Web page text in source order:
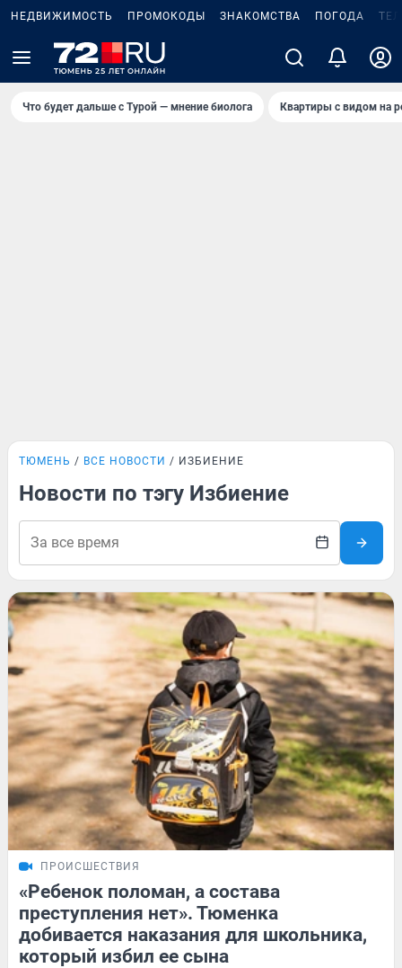
НЕДВИЖИМОСТЬ ПРОМОКОДЫ ЗНАКОМСТВА ПОГОДА
Что будет дальше с Турой — мнение биолога Квартиры с видом на
ТЮМЕНЬ ВСЕ НОВОСТИ ИЗБИЕНИЕ
Новости по тэгу Избиение
ПРОИСШЕСТВИЯ
«Ребенок поломан, а состава
преступления нет». Тюменка
добивается наказания для школьника,
который избил ее сына